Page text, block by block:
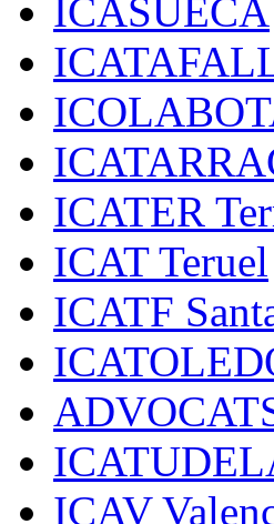
ICASUECA
ICATER
ICAT Teruel
ICATF
ICAV